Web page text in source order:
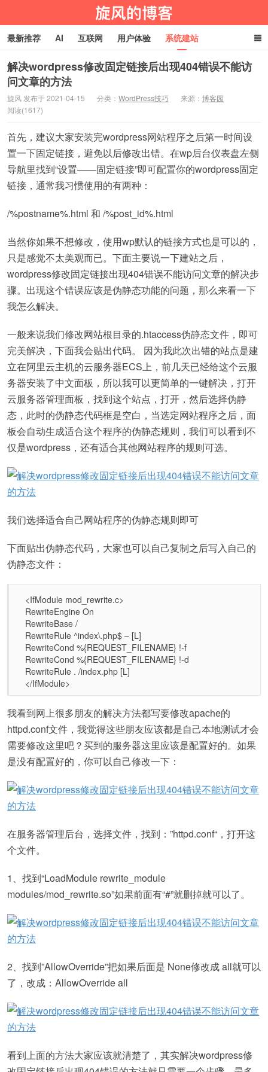
旋风物语
最新推荐 AI 互联网 用户体验 系统建站
编程技术 淘宝客 生活百科 玩机技巧 网址导航
解决wordpress修改固定链接后出现404错误不能访
问文章的方法
旋风 发布于 2021-04-15 分类： WordPress技巧 来源： 博客园
阅读(1617)
首先，建议大家安装完wordpress网站程序之后第一时间设
置一下固定链接，避免以后修改出错。在wp后台仪表盘左侧
导航里找到“设置——固定链接”即可配置你的wordpress固定
链接，通常我习惯使用的有两种：
/%postname%.html 和 /%post_id%.html
当然你如果不想修改，使用wp默认的链接方式也是可以的，
只是感觉不太美观而已。下面主要说一下建站之后，
wordpress修改固定链接出现404错误不能访问文章的解决步
骤。出现这个错误应该是伪静态功能的问题，那么来看一下
我怎么解决。
一般来说我们修改网站根目录的.htaccess伪静态文件，即可
完美解决，下面我会贴出代码。 因为我此次出错的站点是建
立在阿里云主机的云服务器ECS上，前几天已经给这个云服
务器安装了中文面板，所以我可以更简单的一键解决，打开
云服务器管理面板，找到这个站点，打开，然后选择伪静
态，此时的伪静态代码框是空白，当选定网站程序之后，面
板会自动生成适合这个程序的伪静态规则，我们可以看到不
仅是wordpress，还有适合其他网站程序的规则可选。
我们选择适合自己网站程序的伪静态规则即可
下面贴出伪静态代码，大家也可以自己复制之后写入自己的
伪静态文件：
<IfModule mod_rewrite.c>
RewriteEngine On
RewriteBase /
RewriteRule ^index\.php$ – [L]
RewriteCond %{REQUEST_FILENAME} !-f
RewriteCond %{REQUEST_FILENAME} !-d
RewriteRule . /index.php [L]
</IfModule>
我看到网上很多朋友的解决方法都写要修改apache的
httpd.conf文件，我觉得这些朋友应该都是自己本地测试才会
需要修改这里吧？买到的服务器这里应该是配置好的。如果
是没有配置好的，你可以自己修改一下：
在服务器管理后台，选择文件，找到：”httpd.conf“，打开这
个文件。
1、找到“LoadModule rewrite_module
modules/mod_rewrite.so”如果前面有“#”就删掉就可以了。
2、找到”AllowOverride”把如果后面是 None修改成 all就可以
了，改成：AllowOverride all
看到上面的方法大家应该就清楚了，其实解决wordpress修